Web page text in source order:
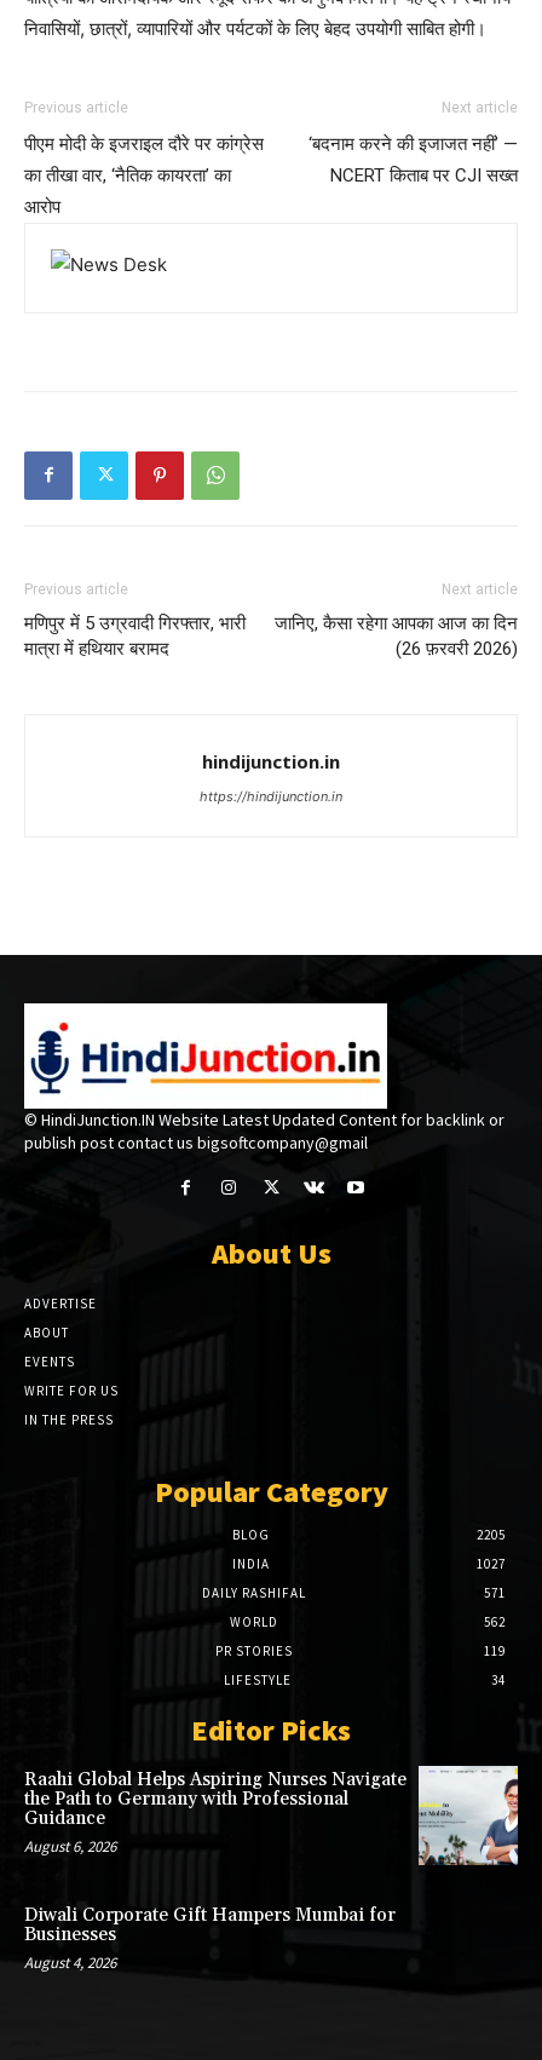
निवासियों, छात्रों, व्यापारियों और पर्यटकों के लिए बेहद उपयोगी साबित होगी।
Previous article
पीएम मोदी के इजराइल दौरे पर कांग्रेस
का तीखा वार, ‘नैतिक कायरता’ का
आरोप
Next article
‘बदनाम करने की इजाजत नहीं’ —
NCERT किताब पर CJI सख्त
Previous article
मणिपुर में 5 उग्रवादी गिरफ्तार, भारी
मात्रा में हथियार बरामद
Next article
जानिए, कैसा रहेगा आपका आज का दिन
(26 फ़रवरी 2026)
hindijunction.in
https://hindijunction.in
© HindiJunction.IN Website Latest Updated Content for backlink or
publish post contact us bigsoftcompany@gmail
About Us
ADVERTISE
ABOUT
EVENTS
WRITE FOR US
IN THE PRESS
Popular Category
BLOG
2205
INDIA
1027
DAILY RASHIFAL
571
WORLD
562
PR STORIES
119
LIFESTYLE
34
Editor Picks
Raahi Global Helps Aspiring Nurses Navigate
the Path to Germany with Professional
Guidance
August 6, 2026
Diwali Corporate Gift Hampers Mumbai for
Businesses
August 4, 2026